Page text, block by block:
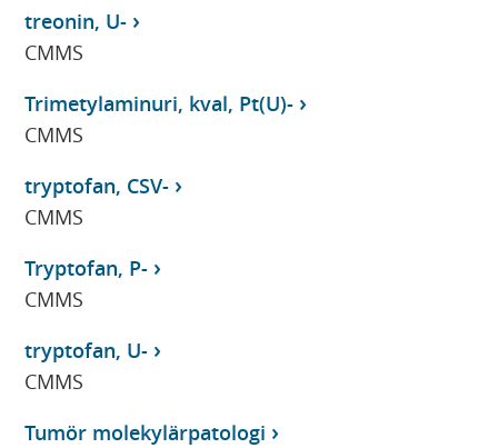
treonin, U-
CMMS
Trimetylaminuri, kval, Pt(U)-
CMMS
tryptofan, CSV-
CMMS
Tryptofan, P-
CMMS
tryptofan, U-
CMMS
Tumör molekylärpatologi